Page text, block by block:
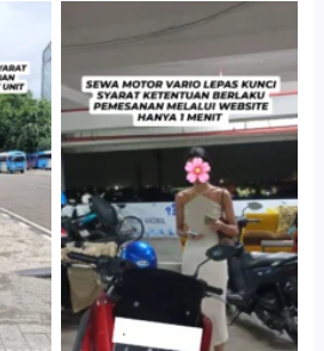
Cityplaza Jatinegara
Gedung Parkir P6A